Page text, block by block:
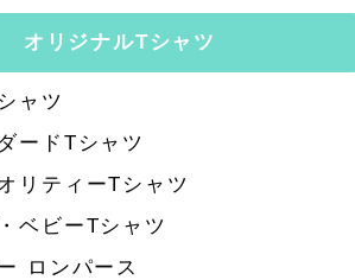
オリジナルTシャツ
ャツ
ードTシャツ
リティーTシャツ
ベビーTシャツ
ロンパース